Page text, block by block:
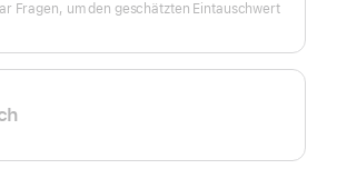
Fragen, um den geschätzten Eintauschwert